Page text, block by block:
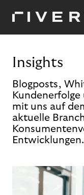
Insights
Blogposts,
Kundenerfolge
mit uns auf
aktuelle
Entwicklungen.